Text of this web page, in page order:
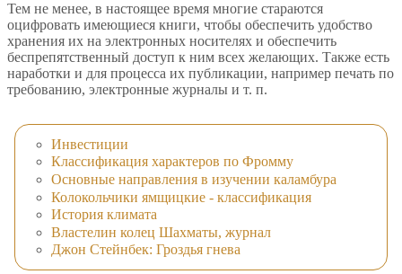
Тем не менее, в настоящее время многие стараются
оцифровать имеющиеся книги, чтобы обеспечить удобство
хранения их на электронных носителях и обеспечить
беспрепятственный доступ к ним всех желающих. Также есть
наработки и для процесса их публикации, например печать по
требованию, электронные журналы и т. п.
Инвестиции
Классификация характеров по Фромму
Основные направления в изучении каламбура
Колокольчики ямщицкие - классификация
История климата
Властелин колец Шахматы, журнал
Джон Стейнбек: Гроздья гнева